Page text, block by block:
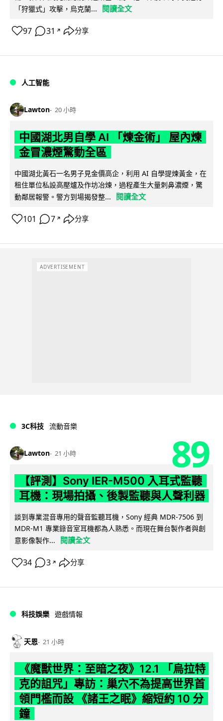
「狩獵式」攻擊，烏克蘭...
閱讀全文
97 31 ↗ 分享
人工智能
Lawton 20 小時
中國湖北男自學 AI 「煉金術」 屋內煉
金冒濃煙驚動全區
中國湖北黃石一名男子見金價高企，利用 AI 自學提煉黃金，在
租住單位私設高壓爐及作坊冶煉，過程產生大量刺鼻濃煙，驚
動鄰居報警。警方到場揭發整...
閱讀全文
101 7 ↗ 分享
ADVERTISEMENT
3C科技 流動音樂
Lawton 21 小時 89
【評測】Sony IER-M500 入耳式監聽
耳機：現場拍攝、後製監聽與人聲利器
談到專業混音專用的聲音監聽耳機，Sony 經典 MDR-7506 到
MDR-M1 專業錄音室耳機都為人熟悉。而現在舞台製作者與創
意影像製作...
閱讀全文
34 3 ↗ 分享
科技娛樂 遊戲情報
天恩 21 小時
《魔獸世界：至暗之夜》12.1 「烏拉特
克的詛咒」專訪：巢穴不為提高世界首
領門檻而設 《諸王之眠》縮短約 10 分
鐘